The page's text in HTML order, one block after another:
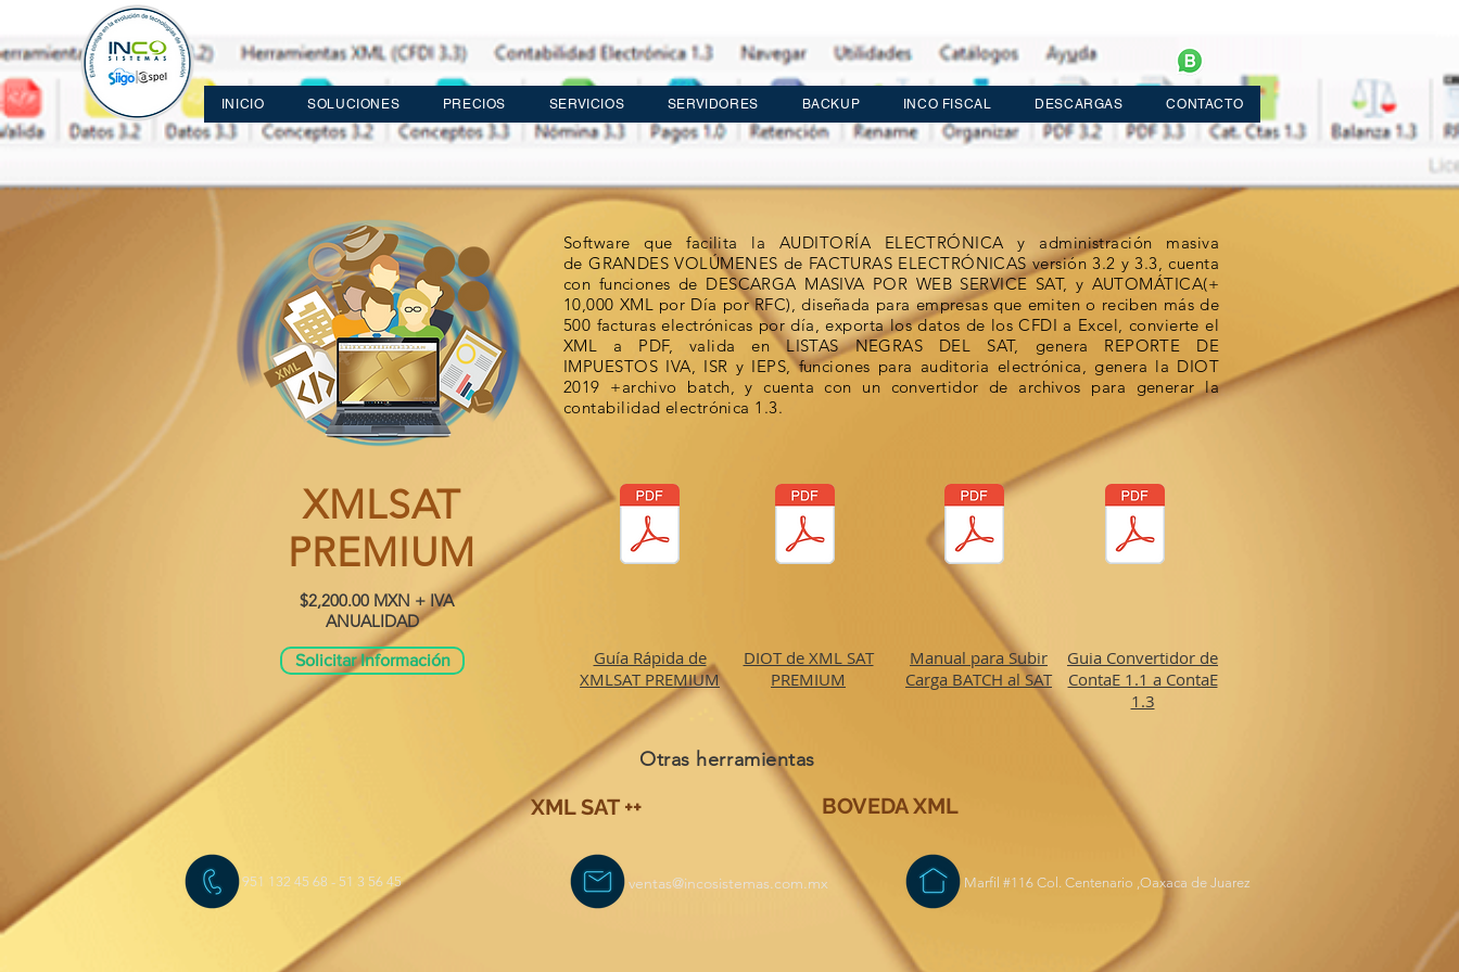
INICIO SOLUCIONES PRECIOS SERVICIOS SERVIDORES BACKUP INCO FISCAL DESCARGAS CONTACTO
XMLSAT
PREMIUM
$2,200.00 MXN + IVA
ANUALIDAD
Solicitar Información
Software que facilita la AUDITORÍA ELECTRÓNICA y administración masiva
de GRANDES VOLÚMENES de FACTURAS ELECTRÓNICAS versión 3.2 y 3.3, cuenta
con funciones de DESCARGA MASIVA POR WEB SERVICE SAT, y AUTOMÁTICA(+
10,000 XML por Día por RFC), diseñada para empresas que emiten o reciben más de
500 facturas electrónicas por día, exporta los datos de los CFDI a Excel, convierte el
XML a PDF, valida en LISTAS NEGRAS DEL SAT, genera REPORTE DE
IMPUESTOS IVA, ISR y IEPS, funciones para auditoria electrónica, genera la DIOT
2019 +archivo batch, y cuenta con un convertidor de archivos para generar la
contabilidad electrónica 1.3.
Guía Rápida de
XMLSAT PREMIUM
DIOT de XML SAT
PREMIUM
Manual para Subir
Carga BATCH al SAT
Guia Convertidor de
ContaE 1.1 a ContaE
1.3
Otras herramientas
XML SAT ++ BOVEDA XML
951 132 45 68 - 51 3 56 45 ventas@incosistemas.com.mx Marfil #116 Col. Centenario ,Oaxaca de Juarez